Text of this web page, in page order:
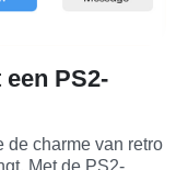
PS2-
de charme van retro